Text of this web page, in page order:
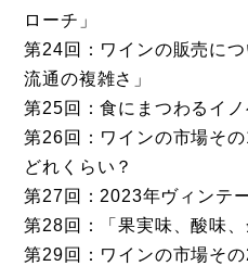
ローチ」
第24回：ワインの販売に
流通の複雑さ」
第25回：食にまつわるイ
第26回：ワインの市場そ
どれくらい？
第27回：2023年ヴィンテ
第28回：「果実味、酸味、
第29回：ワインの市場そ